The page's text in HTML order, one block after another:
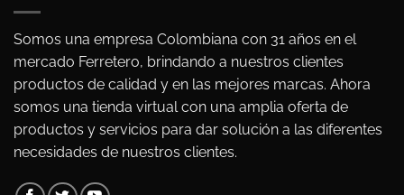
Somos una empresa Colombiana con 31 años en el
mercado Ferretero, brindando a nuestros clientes
productos de calidad y en las mejores marcas. Ahora
somos una tienda virtual con una amplia oferta de
productos y servicios para dar solución a las diferentes
necesidades de nuestros clientes.